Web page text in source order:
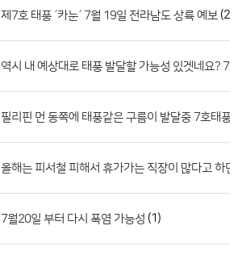
제7호 태풍 ´카눈´ 7월 19일 전라남도 상륙 예보 (2)
역시 내 예상대로 태풍 발달할 가능성 있겟네요? 7호
필리핀 먼 동쪽에 태풍같은 구름이 발달중 7호태풍
올해는 피서철 피해서 휴가가는 직장이 많다고 하던데
7월20일 부터 다시 폭염 가능성 (1)